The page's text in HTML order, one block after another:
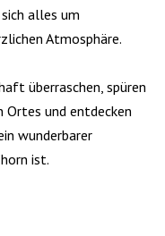
alles um
Atmosphäre.
überraschen, spüren
Ortes und entdecken
wunderbarer
ist.